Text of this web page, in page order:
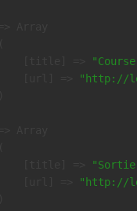
"http://
"http://